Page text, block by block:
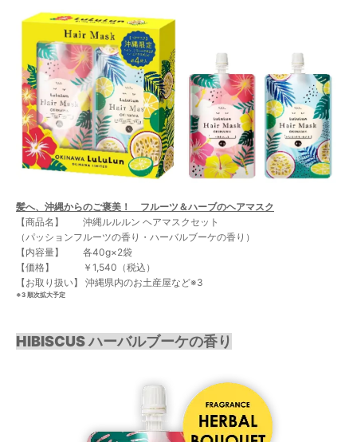
髪へ、沖縄からのご褒美！ フルーツ＆ハーブのヘアマスク
【商品名】 沖縄ルルルン ヘアマスクセット
（パッションフルーツの香り・ハーバルブーケの香り）
【内容量】 各40g×2袋
【価格】 ￥1,540（税込）
【お取り扱い】 沖縄県内のお土産屋など※3
※3 順次拡大予定
HIBISCUS ハーバルブーケの香り